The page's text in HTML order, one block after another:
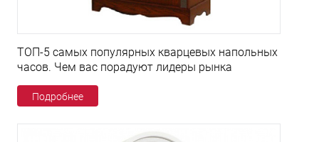
ТОП-5 самых популярных кварцевых напольных
часов. Чем вас порадуют лидеры рынка
Подробнее